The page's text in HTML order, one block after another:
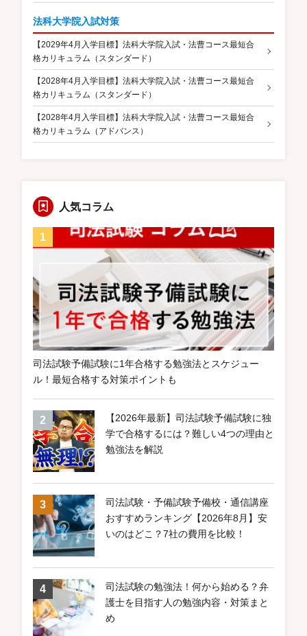
法科大学院入試対策
【2029年4月入学目標】法科大学院入試・法曹コース最短合
格カリキュラム（スタンダード）
【2028年4月入学目標】法科大学院入試・法曹コース最短合
格カリキュラム（スタンダード）
【2028年4月入学目標】法科大学院入試・法曹コース最短合
格カリキュラム（アドバンス）
人気コラム
司法試験予備試験に1年合格する勉強法とスケジュー
ル！最短合格する対策ポイントも
【2026年最新】司法試験予備試験に独
学で合格するには？難しい4つの理由と
勉強法を解説
司法試験・予備試験予備校・通信講座
おすすめランキング【2026年8月】安
いのはどこ？7社の費用を比較！
司法試験の勉強法！何から始める？弁
護士を目指す人の勉強内容・対策まと
め